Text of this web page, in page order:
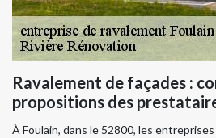
Ravalement de façades :
propositions des
À Foulain, dans le 52800, les